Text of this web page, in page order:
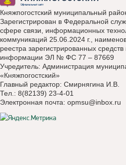
Княжпогостский муниципальный
Зарегистрирован в Федеральной
сфере связи, информационных
коммуникаций 25.06.2024 г.,
реестра зарегистрированных
информации ЭЛ № ФС 77 – 87669
Учредитель: Администрация
«Княжпогостский»
Главный редактор: Смирнягина И.В.
Тел.: 8(82139) 23-4-01
Электронная почта: opmsu@inbox.ru